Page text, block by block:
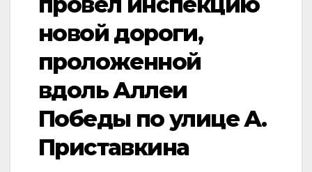
новой дороги,
проложенной
вдоль Аллеи
Победы по улице А.
Приставкина